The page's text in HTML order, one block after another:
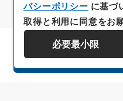
資料群
バシーポリシー に基づ
取得と利用に同意をお
必要最小限